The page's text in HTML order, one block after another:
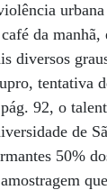
da manhã,
diversos
tentativa
92, o
de
50%